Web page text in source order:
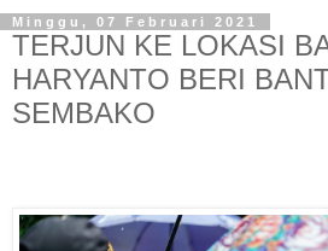
Minggu, 07 Februari 2021
TERJUN KE LOKASI
HARYANTO BERI
SEMBAKO